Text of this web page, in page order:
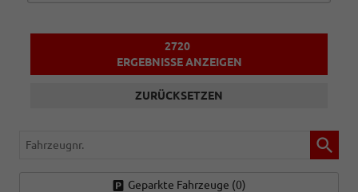
2720
ERGEBNISSE ANZEIGEN
ZURÜCKSETZEN
Fahrzeugnr.
Geparkte Fahrzeuge (0)